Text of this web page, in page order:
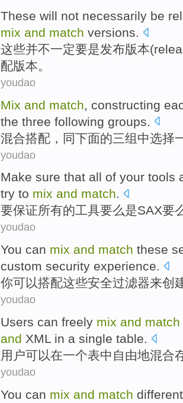
These will not necessarily be
mix and match versions.
这些并不一定要是发布版本(
配版本。
youdao
Mix and match constructing
the three following groups
混合搭配 ， 同下面的三组中选择
youdao
Make sure that all of your tools
try to mix and match.
要保证所有的工具要么是SAX要
youdao
You can mix and match these
custom security experience.
你可以搭配这些安全过滤器来创
youdao
Users can freely mix and match
and XML in a single table.
用户可以在一个表中 自由地混合
youdao
You can mix and match different